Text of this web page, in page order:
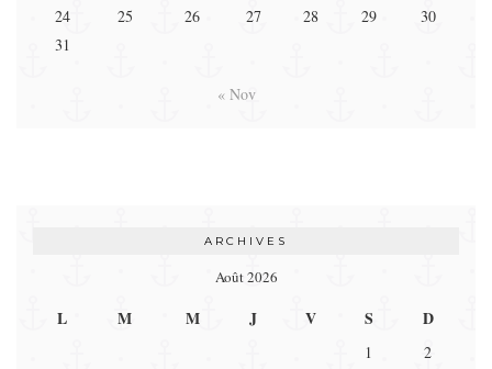
24
25 26 27 28 29
30
31
« Nov
ARCHIVES
Août 2026
L M M J V S D
1 2